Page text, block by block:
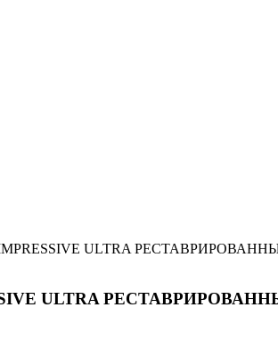
IMPRESSIVE ULTRA
ULTRA